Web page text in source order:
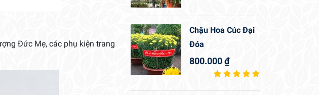
Đức Mẹ, các phụ kiện trang
Chậu Hoa Cúc Đại
Đóa
800.000₫